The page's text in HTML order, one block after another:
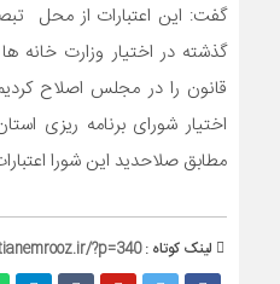
گذشته در اختیار وزارت خانه
قانون را در مجلس اصلاح
اختیار شورای برنامه ریزی
مطابق صلاحدید این شورا
لینک کوتاه :?p=340